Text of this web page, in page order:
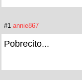
#1 annie867
Pobrecito...